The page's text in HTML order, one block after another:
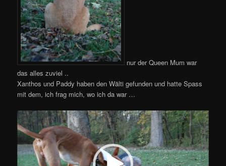
nur der Queen Mum war
das alles zuviel ..
Xanthos und Paddy haben den Wälti gefunden und hatte Spass
mit dem, ich frag mich, wo ich da war …
Video-
Player